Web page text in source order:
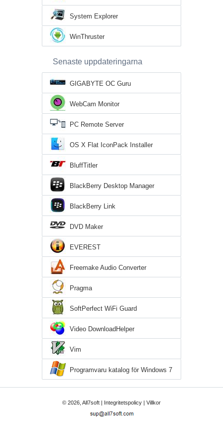
System Explorer
WinThruster
Senaste uppdateringarna
GIGABYTE OC Guru
WebCam Monitor
PC Remote Server
OS X Flat IconPack Installer
BluffTitler
BlackBerry Desktop Manager
BlackBerry Link
DVD Maker
EVEREST
Freemake Audio Converter
Pragma
SoftPerfect WiFi Guard
Video DownloadHelper
Vim
Programvaru katalog för Windows 7
© 2026, All7soft | Integritetspolicy | Villkor